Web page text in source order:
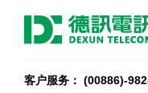
客户服务： (00886)-